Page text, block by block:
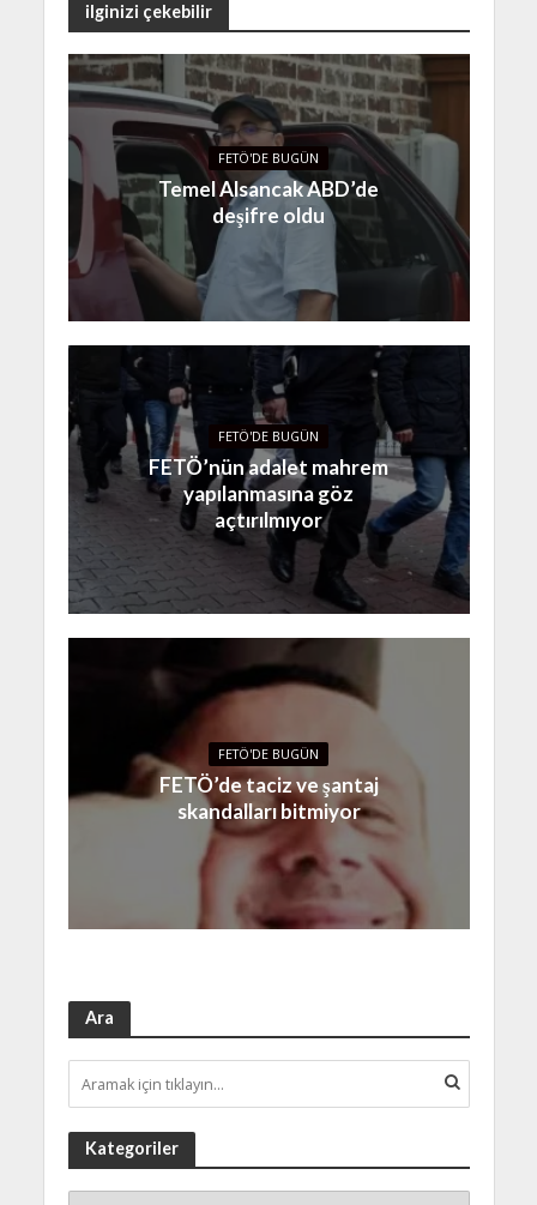
ilginizi çekebilir
FETÖ'DE BUGÜN
Temel Alsancak ABD’de
deşifre oldu
FETÖ'DE BUGÜN
FETÖ’nün adalet mahrem
yapılanmasına göz
açtırılmıyor
FETÖ'DE BUGÜN
FETÖ’de taciz ve şantaj
skandalları bitmiyor
Ara
Kategoriler